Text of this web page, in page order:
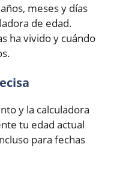
meses y días
de edad.
ha vivido y cuándo
y la calculadora
tu edad actual
para fechas